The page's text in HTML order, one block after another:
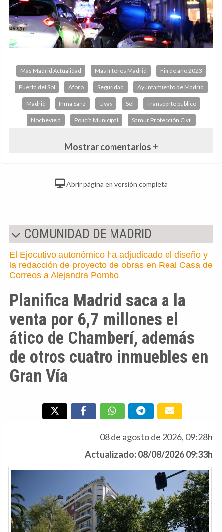
Más Madrid Actualidad Mas Interes Madrid Fin de año 2023
Puerta del Sol Aforo Seguridad Ayuntamiento de Madrid
Madrid Inma Sanz Uvas Sol Transporte público
Nochevieja Policía Municipal Samur Protección Civil
Mostrar comentarios +
Abrir página en versión completa
COMUNIDAD DE MADRID
El Ejecutivo autonómico ha adjudicado el diseño y
la redacción de proyecto de obras en Real Casa de
Correos a Alejandra Pombo
Planifica Madrid saca a la
venta por 6,7 millones el
ático de Chamberí, además
de otros cuatro inmuebles en
Gran Vía
08 de agosto de 2026, 09:28h
Actualizado: 08/08/2026 09:33h